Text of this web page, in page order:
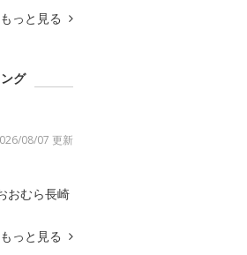
もっと見る
グ
08/07 更新
おむら長崎
もっと見る